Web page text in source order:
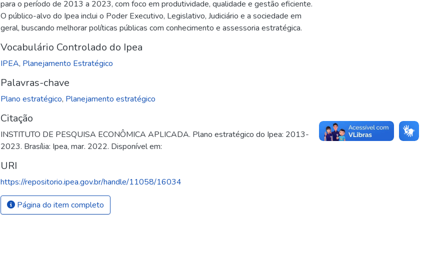
para o período de 2013 a 2023, com foco em produtividade, qualidade e gestão eficiente.
O público-alvo do Ipea inclui o Poder Executivo, Legislativo, Judiciário e a sociedade em
geral, buscando melhorar políticas públicas com conhecimento e assessoria estratégica.
Vocabulário Controlado do Ipea
IPEA, Planejamento Estratégico
Palavras-chave
Plano estratégico, Planejamento estratégico
Citação
INSTITUTO DE PESQUISA ECONÔMICA APLICADA. Plano estratégico do Ipea: 2013-
2023. Brasília: Ipea, mar. 2022. Disponível em:
URI
https://repositorio.ipea.gov.br/handle/11058/16034
Página do item completo